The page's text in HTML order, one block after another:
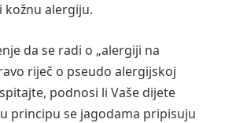
kožnu alergiju.
da se radi o „alergiji na
riječ o pseudo alergijskoj
podnosi li Vaše dijete
principu se jagodama pripisuju